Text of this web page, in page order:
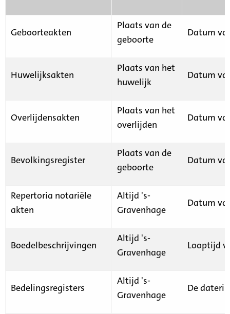
Geboorteakten
Plaats van de
geboorte
Datum
Huwelijksakten
Plaats van het
huwelijk
Datum
Overlijdensakten
Plaats van het
overlijden
Datum
Bevolkingsregister
Plaats van de
geboorte
Datum
Repertoria notariële
akten
Altijd 's-
Gravenhage
Datum
Boedelbeschrijvingen
Altijd 's-
Gravenhage
Looptijd
Bedelingsregisters
Altijd 's-
Gravenhage
De